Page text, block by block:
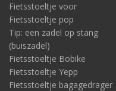
Fietsstoeltje voor
Fietsstoeltje pop
Tip: een zadel op stang
(buiszadel)
Fietsstoeltje Bobike
Fietsstoeltje Yepp
Fietsstoeltje bagagedrager